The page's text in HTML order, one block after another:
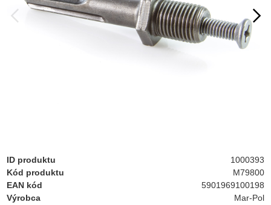
ID produktu
1000393
Kód produktu
M79800
EAN kód
5901969100198
Výrobca
Mar-Pol